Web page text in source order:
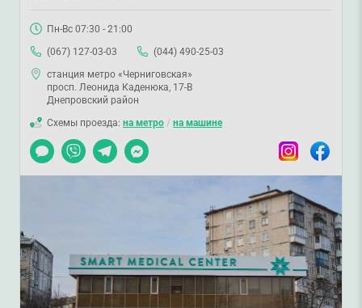
Пн-Вс 07:30 - 21:00
(067) 127-03-03
(044) 490-25-03
станция метро «Черниговская»
просп. Леонида Каденюка, 17-В
Днепровский район
Схемы проезда: на метро / на машине
Чат
Viber TelegramMessenger InstagramFacebook